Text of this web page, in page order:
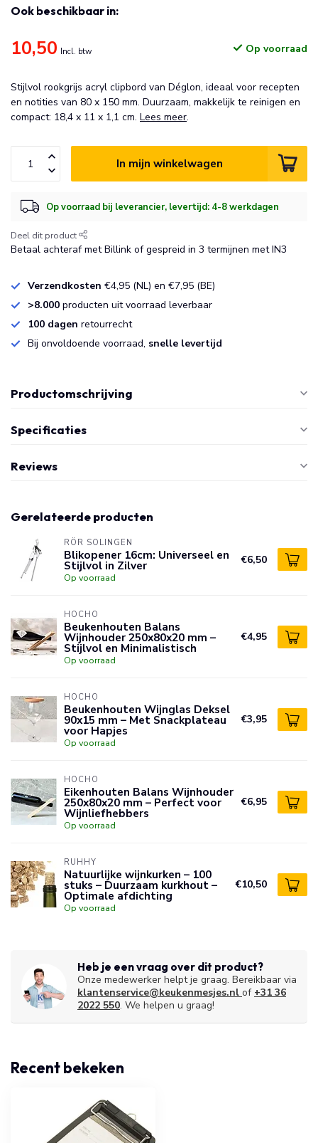
Ook beschikbaar in:
10,50 Incl. btw Op voorraad
Stijlvol rookgrijs acryl clipbord van Déglon, ideaal voor recepten
en notities van 80 x 150 mm. Duurzaam, makkelijk te reinigen en
compact: 18,4 x 11 x 1,1 cm. Lees meer.
In mijn winkelwagen
Op voorraad bij leverancier, levertijd: 4-8 werkdagen
Deel dit product
Betaal achteraf met Billink of gespreid in 3 termijnen met IN3
Verzendkosten €4,95 (NL) en €7,95 (BE)
>8.000 producten uit voorraad leverbaar
100 dagen retourrecht
Bij onvoldoende voorraad, snelle levertijd
Productomschrijving
Specificaties
Reviews
Gerelateerde producten
RÖR SOLINGEN
Blikopener 16cm: Universeel en
Stijlvol in Zilver
Op voorraad
€6,50
HOCHO
Beukenhouten Balans
Wijnhouder 250x80x20 mm –
Stijlvol en Minimalistisch
Op voorraad
€4,95
HOCHO
Beukenhouten Wijnglas Deksel
90x15 mm – Met Snackplateau
voor Hapjes
Op voorraad
€3,95
HOCHO
Eikenhouten Balans Wijnhouder
250x80x20 mm – Perfect voor
Wijnliefhebbers
Op voorraad
€6,95
RUHHY
Natuurlijke wijnkurken – 100
stuks – Duurzaam kurkhout –
Optimale afdichting
Op voorraad
€10,50
Heb je een vraag over dit product?
Onze medewerker helpt je graag. Bereikbaar via
klantenservice@keukenmesjes.nl of +31 36
2022 550. We helpen u graag!
Recent bekeken